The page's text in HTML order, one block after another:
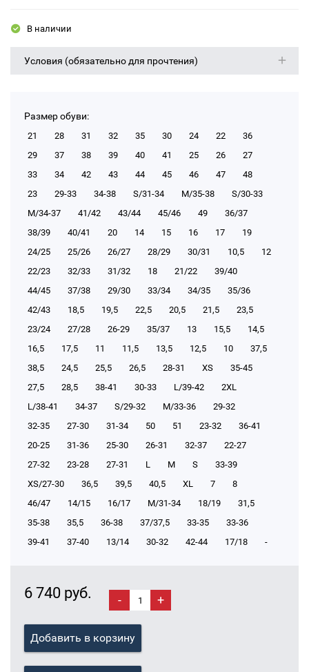
В наличии
Условия (обязательно для прочтения)
Размер обуви:
21 28 31 32 35 30 24 22
36
29
37 38 39 40 41 25 26
27
33
34 42 43 44 45 46 47
48
23
29-33 34-38 S/31-34 М/35-38
S/30-33
М/34-37
41/42 43/44 45/46 49
36/37
38/39
40/41 20 14 15 16 17
19
24/25
25/26 26/27 28/29 30/31 10,5
12
22/23
32/33 31/32 18 21/22
39/40
44/45
37/38 29/30 33/34 34/35
35/36
42/43
18,5 19,5 22,5 20,5 21,5
23,5
23/24
27/28 26-29 35/37 13 15,5
14,5
16,5
17,5 11 11,5 13,5 12,5 10
37,5
38,5
24,5 25,5 26,5 28-31 XS
35-45
27,5
28,5 38-41 30-33 L/39-42
2XL
L/38-41
34-37 S/29-32 М/33-36
29-32
32-35
27-30 31-34 50 51 23-32
36-41
20-25
31-36 25-30 26-31 32-37
22-27
27-32
23-28 27-31 L M S
33-39
XS/27-30
36,5 39,5 40,5 XL 7
8
46/47
14/15 16/17 М/31-34 18/19
31,5
35-38
35,5 36-38 37/37,5 33-35
33-36
39-41
37-40 13/14 30-32 42-44 17/18 -
6 740 руб. - +
Добавить в корзину